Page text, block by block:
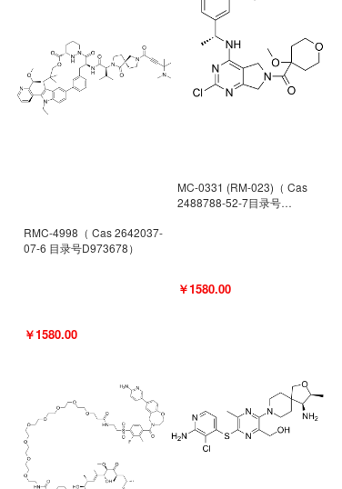
RMC-4998（ Cas 2642037-
07-6 目录号D973678）
￥1580.00
MC-0331 (RM-023)（ Cas
2488788-52-7目录号
￥1580.00